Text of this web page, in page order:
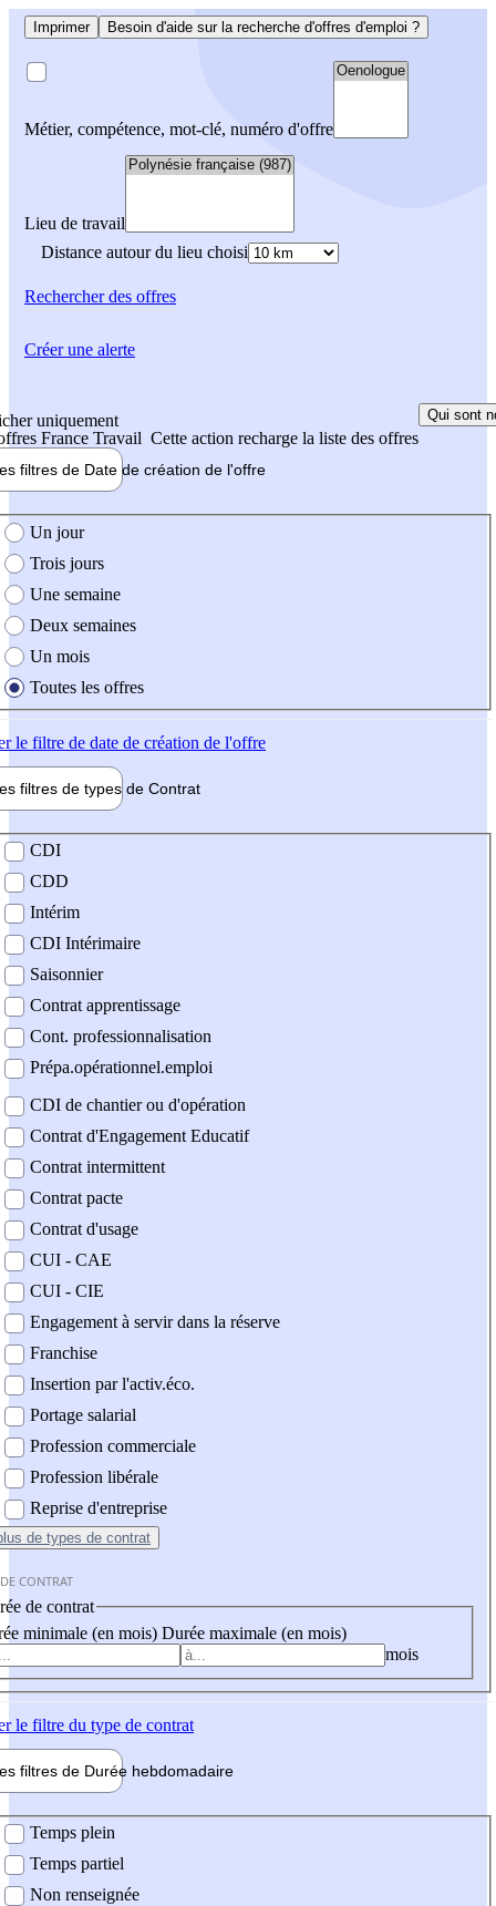
Imprimer Besoin d'aide sur la recherche d'offres d'emploi ?
Métier, compétence, mot-clé, numéro d'offre
Lieu de travail
Distance autour du lieu choisi
Rechercherdes offres
uniquement
France Travail Cette action recharge la liste des offres
Qui sont
filtres de Date de création de l'offre
création de l'offre
Un jour
Trois jours
Une semaine
Deux semaines
Un mois
Toutes les offres
le filtre de date de création de l'offre
filtres de types de Contrat
contrat
CDI
CDD
Intérim
CDI Intérimaire
Saisonnier
Contrat apprentissage
Cont. professionnalisation
Prépa.opérationnel.emploi
CDI de chantier ou d'opération
Contrat d'Engagement Educatif
Contrat intermittent
Contrat pacte
Contrat d'usage
CUI - CAE
CUI - CIE
Engagement à servir dans la réserve
Franchise
Insertion par l'activ.éco.
Portage salarial
Profession commerciale
Profession libérale
Reprise d'entreprise
de types de contrat
CONTRAT
de contrat
minimale (en mois) Durée maximale (en mois)
mois
le filtre du type de contrat
filtres de Durée hebdomadaire
Temps plein
Temps partiel
Non renseignée
Créer une alerte